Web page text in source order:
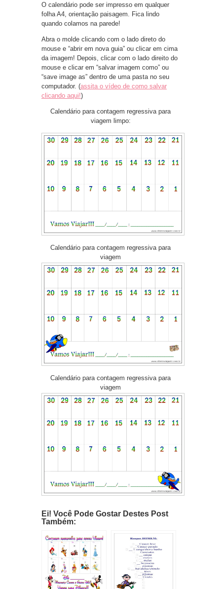
O calendário pode ser impresso em qualquer
folha A4, orientação paisagem. Fica lindo
quando colamos na parede!
Abra o molde clicando com o lado direto do
mouse e “abrir em nova guia” ou clicar em cima
da imagem! Depois, clicar com o lado direito do
mouse e clicar em “salvar imagem como” ou
“save image as” dentro de uma pasta no seu
computador. (assita o vídeo de como salvar
clicando aqui!)
Calendário para contagem regressiva para
viagem limpo:
Calendário para contagem regressiva para
viagem
Calendário para contagem regressiva para
viagem
Ei! Você Pode Gostar Destes Post
Também: